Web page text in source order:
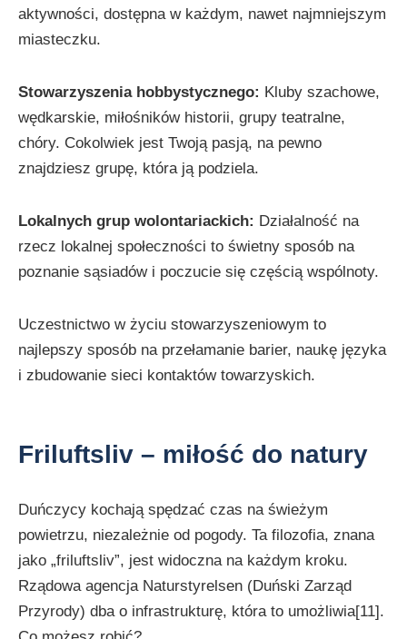
aktywności, dostępna w każdym, nawet najmniejszym
miasteczku.
Stowarzyszenia hobbystycznego: Kluby szachowe,
wędkarskie, miłośników historii, grupy teatralne,
chóry. Cokolwiek jest Twoją pasją, na pewno
znajdziesz grupę, która ją podziela.
Lokalnych grup wolontariackich: Działalność na
rzecz lokalnej społeczności to świetny sposób na
poznanie sąsiadów i poczucie się częścią wspólnoty.
Uczestnictwo w życiu stowarzyszeniowym to
najlepszy sposób na przełamanie barier, naukę języka
i zbudowanie sieci kontaktów towarzyskich.
Friluftsliv – miłość do natury
Duńczycy kochają spędzać czas na świeżym
powietrzu, niezależnie od pogody. Ta filozofia, znana
jako „friluftsliv”, jest widoczna na każdym kroku.
Rządowa agencja Naturstyrelsen (Duński Zarząd
Przyrody) dba o infrastrukturę, która to umożliwia[11].